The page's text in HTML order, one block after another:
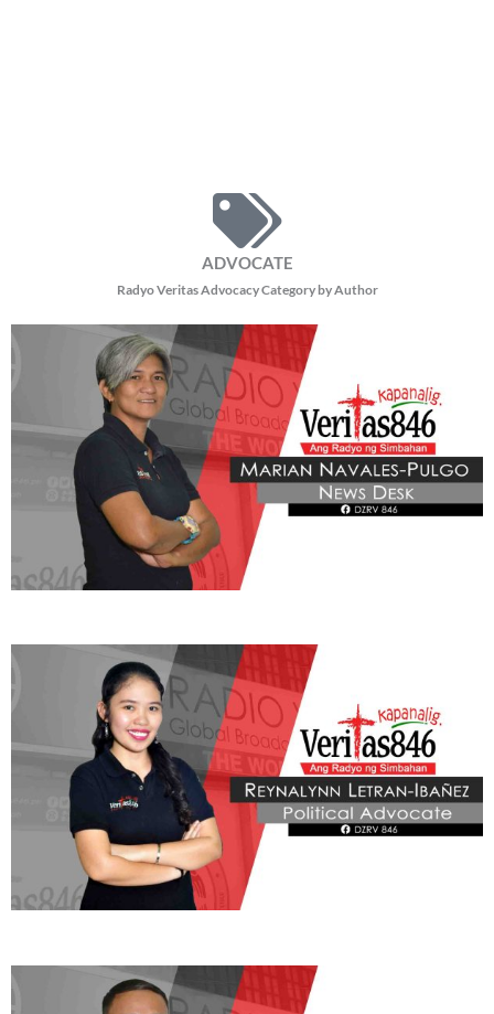
ADVOCATE
Radyo Veritas Advocacy Category by Author